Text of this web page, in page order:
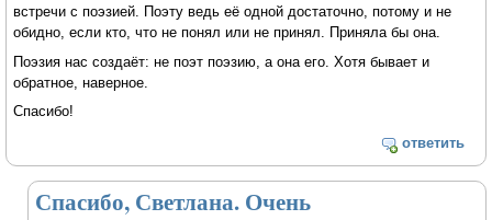
встречи с поэзией. Поэту ведь её одной достаточно, потому и не
обидно, если кто, что не понял или не принял. Приняла бы она.
Поэзия нас создаёт: не поэт поэзию, а она его. Хотя бывает и
обратное, наверное.
Спасибо!
ответить
Спасибо, Светлана. Очень